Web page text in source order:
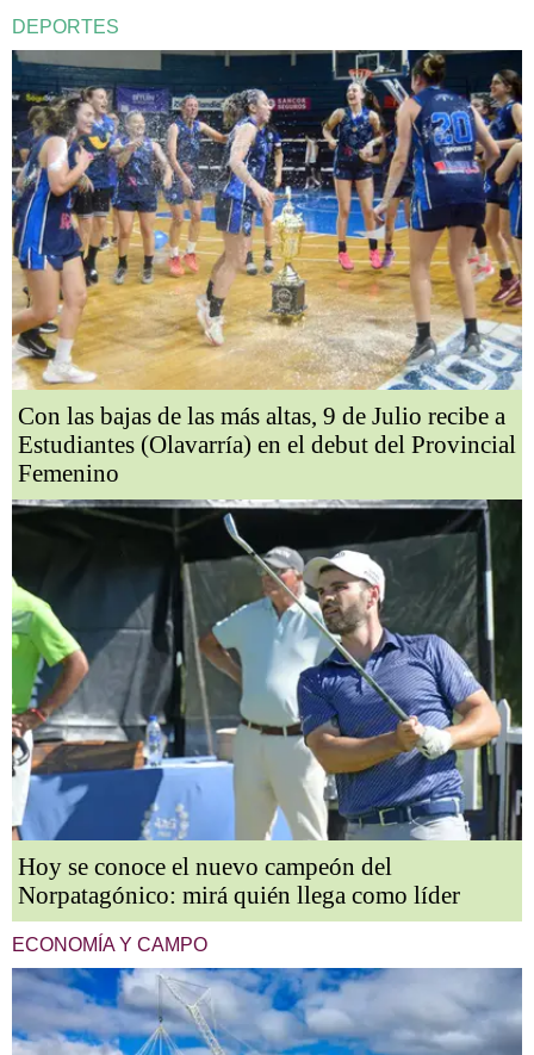
DEPORTES
Con las bajas de las más altas, 9 de Julio recibe a
Estudiantes (Olavarría) en el debut del Provincial
Femenino
Hoy se conoce el nuevo campeón del
Norpatagónico: mirá quién llega como líder
ECONOMÍA Y CAMPO